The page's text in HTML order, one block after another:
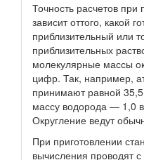
Точность расчетов при
зависит оттого, какой
приблизительный или
приблизительных
молекулярные массы
цифр. Так, например,
принимают равной
массу водорода — 1,0
Округление ведут
При приготовлении
вычисления проводят